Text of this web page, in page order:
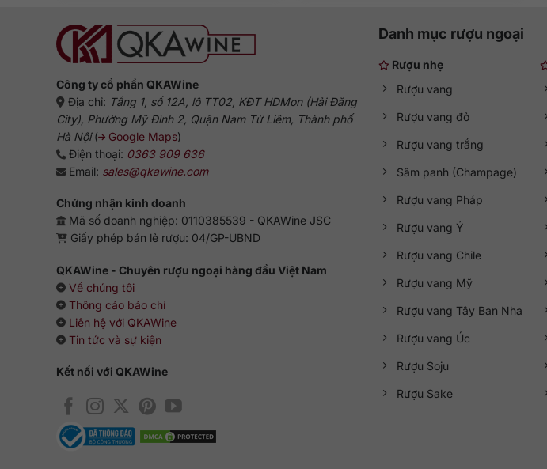
Công ty cổ phần QKAWine
Địa chỉ: Tầng 1, số 12A, lô TT02, KĐT HDMon (Hải Đăng
City), Phường Mỹ Đình 2, Quận Nam Từ Liêm, Thành phố
Hà Nội( Google Maps)
Điện thoại: 0363 909 636
Email: sales@qkawine.com
Chứng nhận kinh doanh
Mã số doanh nghiệp: 0110385539 - QKAWine JSC
Giấy phép bán lẻ rượu: 04/GP-UBND
QKAWine - Chuyên rượu ngoại hàng đầu Việt Nam
Về chúng tôi
Thông cáo báo chí
Liên hệ với QKAWine
Tin tức và sự kiện
Kết nối với QKAWine
Danh mục rượu ngoại
Rượu nhẹ
Rượu vang
Rượu vang đỏ
Rượu vang trắng
Sâm panh (Champage)
Rượu vang Pháp
Rượu vang Ý
Rượu vang Chile
Rượu vang Mỹ
Rượu vang Tây Ban Nha
Rượu vang Úc
Rượu Soju
Rượu Sake